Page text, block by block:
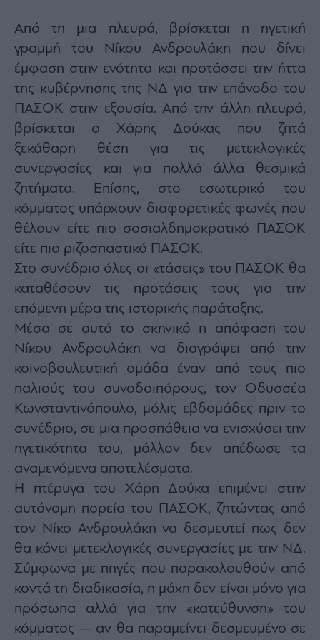
Media
Lab
Mononews100
Εγγραφείτε
στο
Newsletter
του
mononews.gr
By
submitting
your
email,
agree
our
Terms
Privacy
You
opt
out
any
This
site
is
protected
by
reCAPTCHA
the
Privacy
Policy
and
Terms
Service
apply.
Από τη μια πλευρά, βρίσκεται η ηγετική
γραμμή του Νίκου Ανδρουλάκη που δίνει
έμφαση στην ενότητα και προτάσσει την ήττα
της κυβέρνησης της ΝΔ για την επάνοδο του
ΠΑΣΟΚ στην εξουσία. Από την άλλη πλευρά,
βρίσκεται ο Χάρης Δούκας που ζητά
ξεκάθαρη θέση για τις μετεκλογικές
συνεργασίες και για πολλά άλλα θεσμικά
ζητήματα. Επίσης, στο εσωτερικό του
κόμματος υπάρχουν διαφορετικές φωνές που
θέλουν είτε πιο σοσιαλδημοκρατικό ΠΑΣΟΚ
είτε πιο ριζοσπαστικό ΠΑΣΟΚ.
Στο συνέδριο όλες οι «τάσεις» του ΠΑΣΟΚ θα
καταθέσουν τις προτάσεις τους για την
επόμενη μέρα της ιστορικής παράταξης.
Μέσα σε αυτό το σκηνικό η απόφαση του
Νίκου Ανδρουλάκη να διαγράψει από την
κοινοβουλευτική ομάδα έναν από τους πιο
παλιούς του συνοδοιπόρους, τον Οδυσσέα
Κωνσταντινόπουλο, μόλις εβδομάδες πριν το
συνέδριο, σε μια προσπάθεια να ενισχύσει την
ηγετικότητα του, μάλλον δεν απέδωσε τα
αναμενόμενα αποτελέσματα.
Η πτέρυγα του Χάρη Δούκα επιμένει στην
αυτόνομη πορεία του ΠΑΣΟΚ, ζητώντας από
τον Νίκο Ανδρουλάκη να δεσμευτεί πως δεν
θα κάνει μετεκλογικές συνεργασίες με την ΝΔ.
Σύμφωνα με πηγές που παρακολουθούν από
κοντά τη διαδικασία, η μάχη δεν είναι μόνο για
πρόσωπα αλλά για την «κατεύθυνση» του
κόμματος — αν θα παραμείνει δεσμευμένο σε